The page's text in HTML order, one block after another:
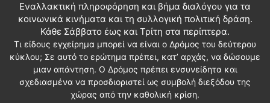
Εναλλακτική πληροφόρηση και βήμα διαλόγου για τα
κοινωνικά κινήματα και τη συλλογική πολιτική δράση.
Κάθε Σάββατο έως και Τρίτη στα περίπτερα.
Τι είδους εγχείρημα μπορεί να είναι ο Δρόμος του δεύτερου
κύκλου; Σε αυτό το ερώτημα πρέπει, κατ’ αρχάς, να δώσουμε
μιαν απάντηση. Ο Δρόμος πρέπει ενσυνείδητα και
σχεδιασμένα να προσδιοριστεί ως συμβολή διεξόδου της
χώρας από την καθολική κρίση.